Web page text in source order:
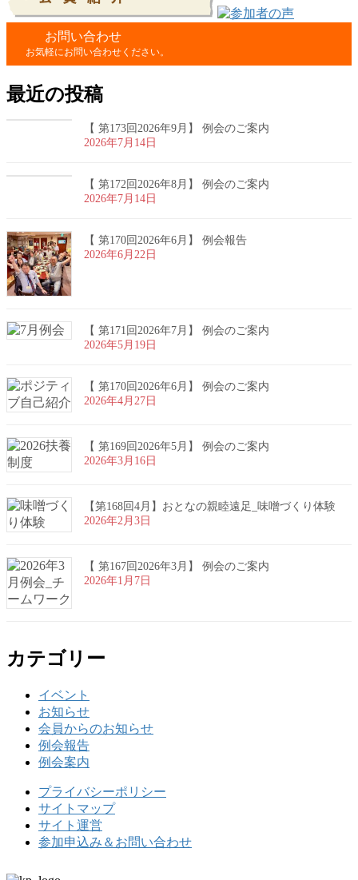
お問い合わせ
お気軽にお問い合わせください。
最近の投稿
【 第173回2026年9月】 例会のご案内
2026年7月14日
【 第172回2026年8月】 例会のご案内
2026年7月14日
【 第170回2026年6月】 例会報告
2026年6月22日
【 第171回2026年7月】 例会のご案内
2026年5月19日
【 第170回2026年6月】 例会のご案内
2026年4月27日
【 第169回2026年5月】 例会のご案内
2026年3月16日
【第168回4月】おとなの親睦遠足_味噌づくり体験
2026年2月3日
【 第167回2026年3月】 例会のご案内
2026年1月7日
カテゴリー
イベント
お知らせ
会員からのお知らせ
例会報告
例会案内
プライバシーポリシー
サイトマップ
サイト運営
参加申込み＆お問い合わせ